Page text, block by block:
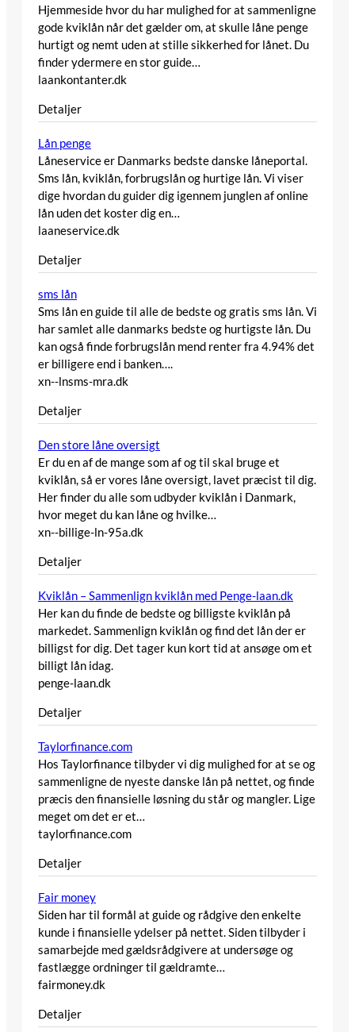
Hjemmeside hvor du har mulighed for at sammenligne
gode kviklån når det gælder om, at skulle låne penge
hurtigt og nemt uden at stille sikkerhed for lånet. Du
finder ydermere en stor guide…
laankontanter.dk
Detaljer
Lån penge
Låneservice er Danmarks bedste danske låneportal.
Sms lån, kviklån, forbrugslån og hurtige lån. Vi viser
dige hvordan du guider dig igennem junglen af online
lån uden det koster dig en…
laaneservice.dk
Detaljer
sms lån
Sms lån en guide til alle de bedste og gratis sms lån. Vi
har samlet alle danmarks bedste og hurtigste lån. Du
kan også finde forbrugslån mend renter fra 4.94% det
er billigere end i banken….
xn--lnsms-mra.dk
Detaljer
Den store låne oversigt
Er du en af de mange som af og til skal bruge et
kviklån, så er vores låne oversigt, lavet præcist til dig.
Her finder du alle som udbyder kviklån i Danmark,
hvor meget du kan låne og hvilke…
xn--billige-ln-95a.dk
Detaljer
Kviklån – Sammenlign kviklån med Penge-laan.dk
Her kan du finde de bedste og billigste kviklån på
markedet. Sammenlign kviklån og find det lån der er
billigst for dig. Det tager kun kort tid at ansøge om et
billigt lån idag.
penge-laan.dk
Detaljer
Taylorfinance.com
Hos Taylorfinance tilbyder vi dig mulighed for at se og
sammenligne de nyeste danske lån på nettet, og finde
præcis den finansielle løsning du står og mangler. Lige
meget om det er et…
taylorfinance.com
Detaljer
Fair money
Siden har til formål at guide og rådgive den enkelte
kunde i finansielle ydelser på nettet. Siden tilbyder i
samarbejde med gældsrådgivere at undersøge og
fastlægge ordninger til gældramte…
fairmoney.dk
Detaljer